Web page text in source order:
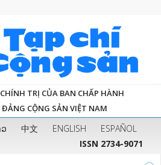
TRỊ CỦA BAN CHẤP HÀNH
CỘNG SẢN VIỆT NAM
中文 ENGLISH
ESPAÑOL
ISSN 2734-9071